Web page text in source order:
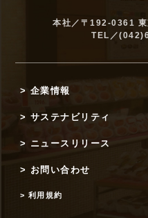
本社／〒192-0361
TEL／
> 企業情報
> サステナビリティ
> ニュースリリース
> お問い合わせ
> 利用規約